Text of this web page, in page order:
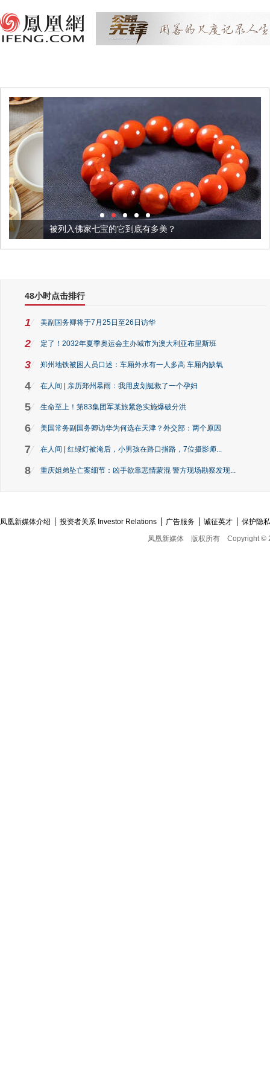
被列入佛家七宝的它到底有多美？
48小时点击排行
1 美副国务卿将于7月25日至26日访华
2 定了！2032年夏季奥运会主办城市为澳大利亚布里斯班
3 郑州地铁被困人员口述：车厢外水有一人多高 车厢内缺氧
4 在人间 | 亲历郑州暴雨：我用皮划艇救了一个孕妇
5 生命至上！第83集团军某旅紧急实施爆破分洪
6 美国常务副国务卿访华为何选在天津？外交部：两个原因
7 在人间 | 红绿灯被淹后，小男孩在路口指路，7位摄影师...
8 重庆姐弟坠亡案细节：凶手欲靠悲情蒙混 警方现场勘察发现...
凤凰新媒体介绍 投资者关系 Investor Relations 广告服务 诚征英才
保护隐
凤凰新媒体
版权所有 Copyright ©